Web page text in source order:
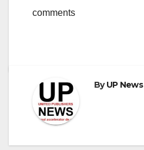
comments
ByUP News